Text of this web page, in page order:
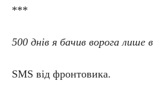
***
500 днів я бачив ворога лише
SMS від фронтовика.